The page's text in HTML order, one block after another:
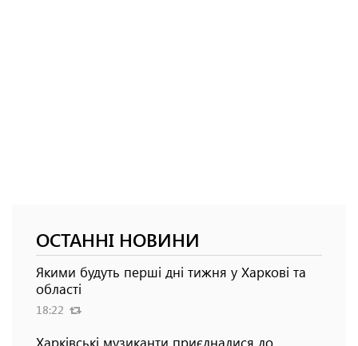
ОСТАННІ НОВИНИ
Якими будуть перші дні тижня у Харкові та
області
18:22
Харківські музиканти приєдналися до